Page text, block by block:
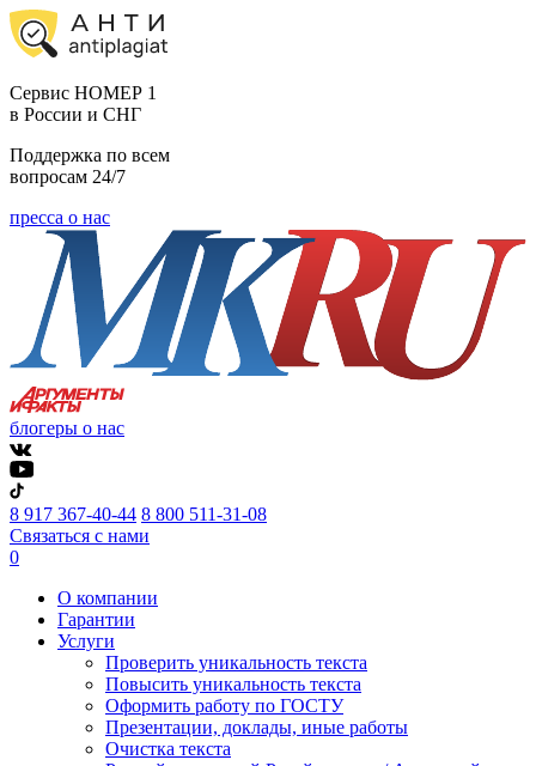
Cервис НОМЕР 1
в России и СНГ
Поддержка по всем
вопросам 24/7
пресса о нас
блогеры о нас
8 917 367-40-44 8 800 511-31-08
Связаться с нами
0
О компании
Гарантии
Услуги
Проверить уникальность текста
Повысить уникальность текста
Оформить работу по ГОСТУ
Презентации, доклады, иные работы
Очистка текста